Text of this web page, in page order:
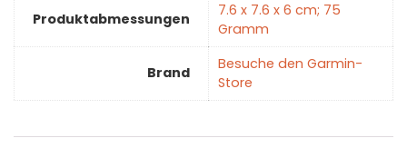
Produktabmessungen
‎7.6 x 7.6 x 6 cm; 75
Gramm
Brand
Besuche den Garmin-
Store